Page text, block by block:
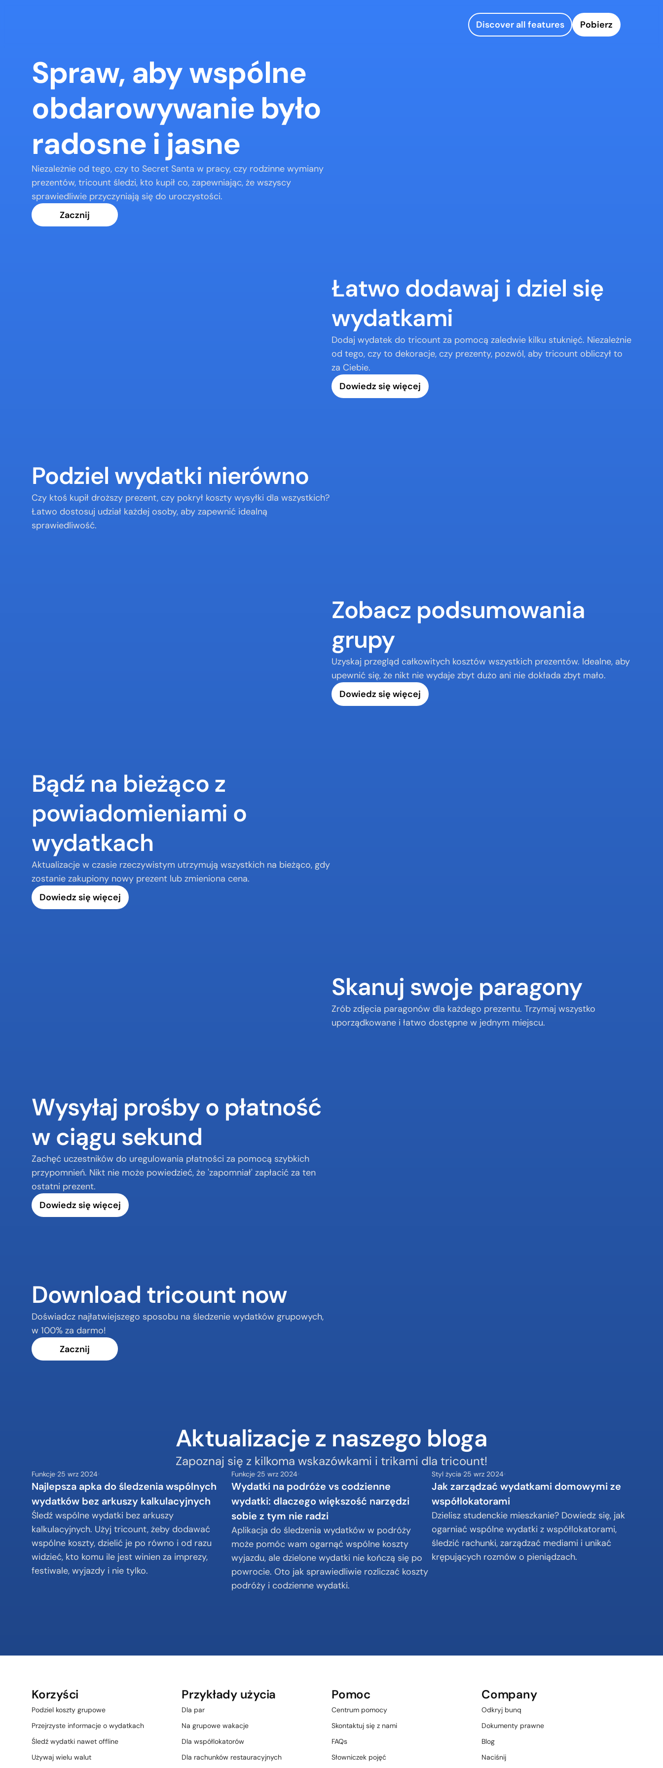
Discover all features Pobierz
Spraw, aby wspólne
obdarowywanie było
radosne i jasne
Niezależnie od tego, czy to Secret Santa w pracy, czy rodzinne wymiany
prezentów, tricount śledzi, kto kupił co, zapewniając, że wszyscy
sprawiedliwie przyczyniają się do uroczystości.
Zacznij
Łatwo dodawaj i dziel się
wydatkami
Dodaj wydatek do tricount za pomocą zaledwie kilku stuknięć. Niezależnie
od tego, czy to dekoracje, czy prezenty, pozwól, aby tricount obliczył to
za Ciebie.
Dowiedz się więcej
Podziel wydatki nierówno
Czy ktoś kupił droższy prezent, czy pokrył koszty wysyłki dla wszystkich?
Łatwo dostosuj udział każdej osoby, aby zapewnić idealną
sprawiedliwość.
Zobacz podsumowania
grupy
Uzyskaj przegląd całkowitych kosztów wszystkich prezentów. Idealne, aby
upewnić się, że nikt nie wydaje zbyt dużo ani nie dokłada zbyt mało.
Dowiedz się więcej
Bądź na bieżąco z
powiadomieniami o
wydatkach
Aktualizacje w czasie rzeczywistym utrzymują wszystkich na bieżąco, gdy
zostanie zakupiony nowy prezent lub zmieniona cena.
Dowiedz się więcej
Skanuj swoje paragony
Zrób zdjęcia paragonów dla każdego prezentu. Trzymaj wszystko
uporządkowane i łatwo dostępne w jednym miejscu.
Wysyłaj prośby o płatność
w ciągu sekund
Zachęć uczestników do uregulowania płatności za pomocą szybkich
przypomnień. Nikt nie może powiedzieć, że 'zapomniał' zapłacić za ten
ostatni prezent.
Dowiedz się więcej
Download tricount now
Doświadcz najłatwiejszego sposobu na śledzenie wydatków grupowych,
w 100% za darmo!
Zacznij
Aktualizacje z naszego bloga
Zapoznaj się z kilkoma wskazówkami i trikami dla tricount!
Funkcje 25 wrz 2024
Najlepsza apka do śledzenia wspólnych
wydatków bez arkuszy kalkulacyjnych
Śledź wspólne wydatki bez arkuszy
kalkulacyjnych. Użyj tricount, żeby dodawać
wspólne koszty, dzielić je po równo i od razu
widzieć, kto komu ile jest winien za imprezy,
festiwale, wyjazdy i nie tylko.
Funkcje 25 wrz 2024
Wydatki na podróże vs codzienne
wydatki: dlaczego większość narzędzi
sobie z tym nie radzi
Aplikacja do śledzenia wydatków w podróży
może pomóc wam ogarnąć wspólne koszty
wyjazdu, ale dzielone wydatki nie kończą się po
powrocie. Oto jak sprawiedliwie rozliczać koszty
podróży i codzienne wydatki.
Styl życia 25 wrz 2024
Jak zarządzać wydatkami domowymi ze
współlokatorami
Dzielisz studenckie mieszkanie? Dowiedz się, jak
ogarniać wspólne wydatki z współlokatorami,
śledzić rachunki, zarządzać mediami i unikać
krępujących rozmów o pieniądzach.
Korzyści
Podziel koszty grupowe
Przejrzyste informacje o wydatkach
Śledź wydatki nawet offline
Używaj wielu walut
Przykłady użycia
Dla par
Na grupowe wakacje
Dla współlokatorów
Dla rachunków restauracyjnych
Pomoc
Centrum pomocy
Skontaktuj się z nami
FAQs
Słowniczek pojęć
Company
Odkryj bunq
Dokumenty prawne
Blog
Naciśnij